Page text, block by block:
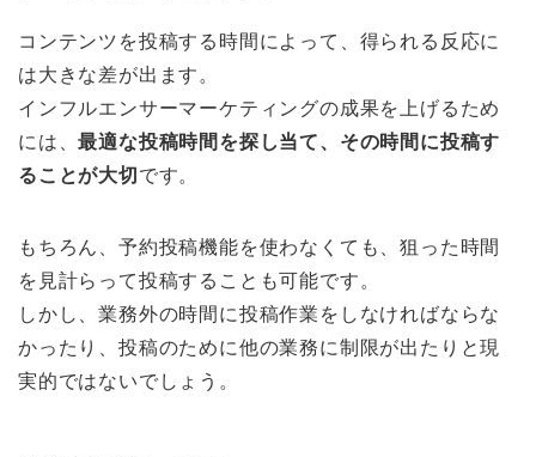
コンテンツを投稿する時間によって、得られる反応に
は大きな差が出ます。
インフルエンサーマーケティングの成果を上げるため
には、最適な投稿時間を探し当て、その時間に投稿す
ることが大切 です。
もちろん、予約投稿機能を使わなくても、狙った時間
を見計らって投稿することも可能です。
しかし、業務外の時間に投稿作業をしなければならな
かったり、投稿のために他の業務に制限が出たりと現
実的ではないでしょう。